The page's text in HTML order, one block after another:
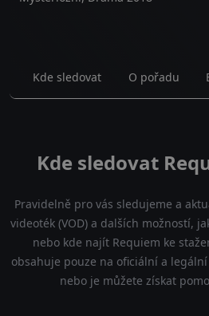
Kde sledovat O pořadu
Kde sledovat
Pravidelně pro vás sledujeme a
videoték (VOD) a dalších možností,
nebo kde najít Requiem ke
obsahuje pouze na oficiální a
nebo je můžete získat